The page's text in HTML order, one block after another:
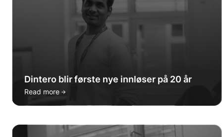
Dintero blir første nye innløser på 20 år
Read more →